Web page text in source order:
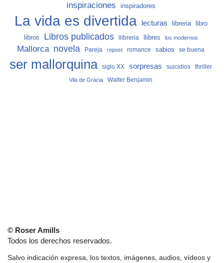
inspiraciones inspiradores
La vida es divertida lecturas libreria
libro
libros
Libros publicados llibreria llibres los modernos
Mallorca novela Pareja repost romance sabios se buena
ser mallorquina siglo XX sorpresas suicidios thriller
Vila de Gràcia Walter Benjamin
© Roser Amills
Todos los derechos reservados.
Salvo indicación expresa, los textos, imágenes, audios, vídeos y